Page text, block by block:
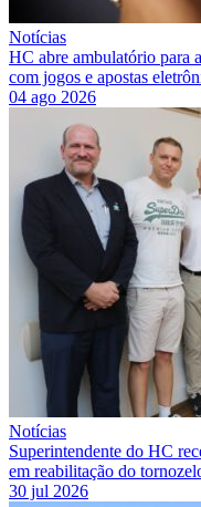
Notícias
HC abre ambulatório para
com jogos e apostas
04 ago 2026
Notícias
Superintendente do HC
em reabilitação do
30 jul 2026